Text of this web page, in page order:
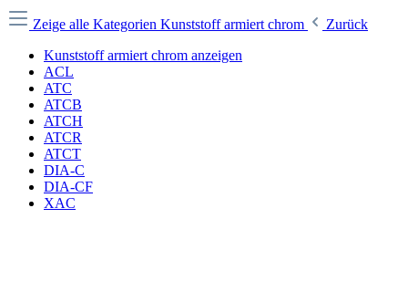
Zeige alle Kategorien Kunststoff armiert chrom
Zurück
Kunststoff armiert chrom anzeigen
ACL
ATC
ATCB
ATCH
ATCR
ATCT
DIA-C
DIA-CF
XAC